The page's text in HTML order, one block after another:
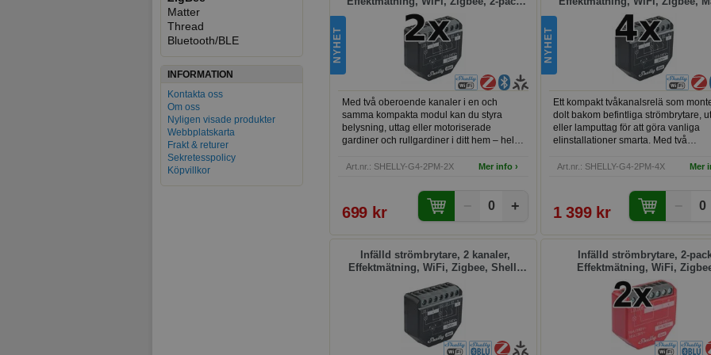
Matter
Thread
Bluetooth/BLE
INFORMATION
Kontakta oss
Om oss
Nyligen visade produkter
Webbplatskarta
Frakt & returer
Sekretesspolicy
Köpvillkor
NYHET
Shelly 2PM Gen4
Med två oberoende kanaler i en och
samma kompakta modul kan du styra
belysning, uttag eller motoriserade
gardiner och rullgardiner i ditt hem – helt
Effektmätning på varje kanal ger dig full
Modulen installeras enkelt bakom
befintliga strömbrytare eller i en vägdosa
och kräver inget nav för att fungera.
styrning för pengarna – paketet innehåller
två enheter.
Art.nr.: SHELLY-G4-2PM-2X Mer info ›
699 kr 0 +
NYHET
4-pack, Shelly 2PM Gen4
Ett kompakt tvåkanalsrelä som
dolt bakom befintliga strömbrytare,
eller lamputtag för att göra vanliga
elinstallationer smarta. Med två
belysning, fläktar eller motoriserade
samtidigt följa upp
realtid per kanal. Passar perfekt för
som vill bygga ut ett smart hem i flera
(Pro och Bridge), Google Home och
HomeKit via Matter. Paketet
enheter — ett kostnadseffektivt val
Art.nr.: SHELLY-G4-2PM-4X Mer
1 399 kr 0
Infälld strömbrytare, 2 kanaler,
Effektmätning, WiFi, Zigbee, Shelly
2PM Gen4
Infälld strömbrytare, 2-
Effektmätning, WiFi,
Bluetooth, Matter, Shelly 1PM